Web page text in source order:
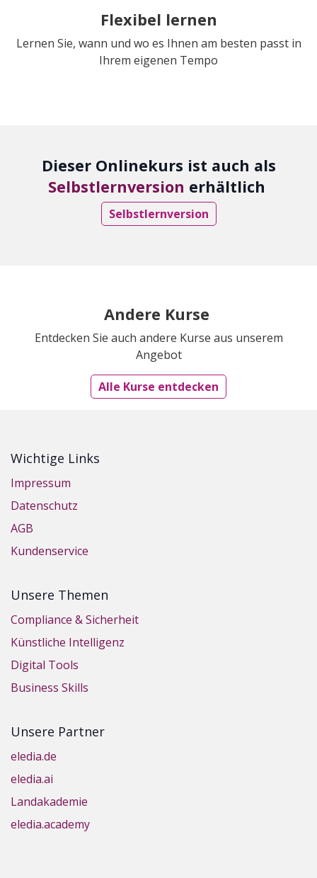
Flexibel lernen
Lernen Sie, wann und wo es Ihnen am besten passt in
Ihrem eigenen Tempo
Dieser Onlinekurs ist auch als
Selbstlernversion erhältlich
Selbstlernversion
Andere Kurse
Entdecken Sie auch andere Kurse aus unserem
Angebot
Alle Kurse entdecken
Wichtige Links
Impressum
Datenschutz
AGB
Kundenservice
Unsere Themen
Compliance & Sicherheit
Künstliche Intelligenz
Digital Tools
Business Skills
Unsere Partner
eledia.de
eledia.ai
Landakademie
eledia.academy